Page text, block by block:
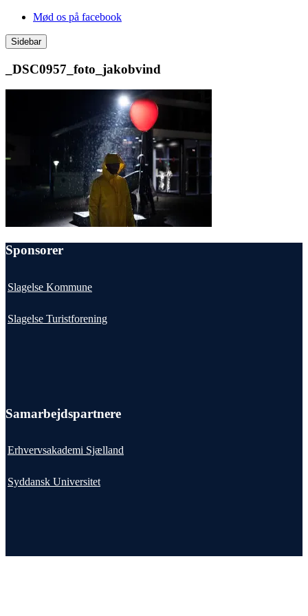
Videre
indhold
Mød os på facebook
Sidebar
_DSC0957_foto_jakobvind
Sponsorer
Slagelse Kommune
Slagelse Turistforening
Samarbejdspartnere
Erhvervsakademi Sjælland
Syddansk Universitet